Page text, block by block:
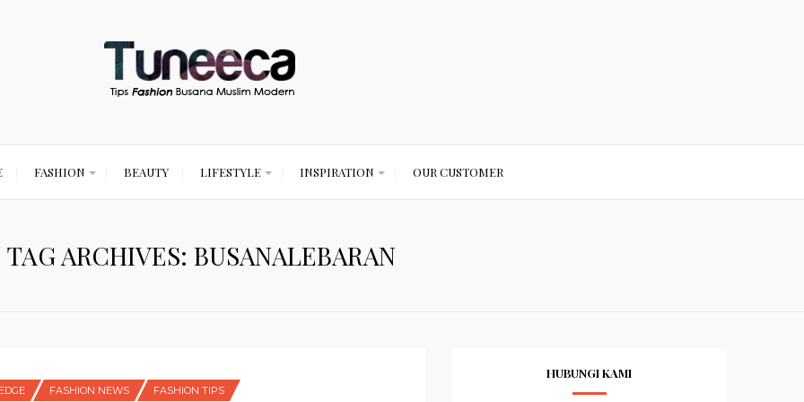
FASHION BEAUTY LIFESTYLE INSPIRATION OUR CUSTOMER
TAG ARCHIVES: BUSANALEBARAN
FASHION NEWS FASHION TIPS
HUBUNGI KAMI